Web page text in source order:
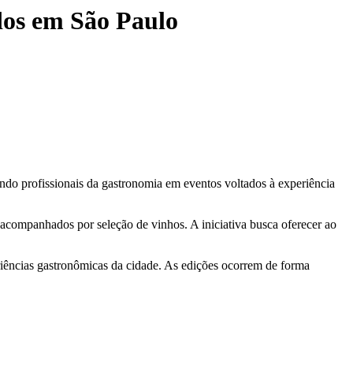
em São Paulo
profissionais da gastronomia em eventos voltados à experiência
por seleção de vinhos. A iniciativa busca oferecer ao
gastronômicas da cidade. As edições ocorrem de forma